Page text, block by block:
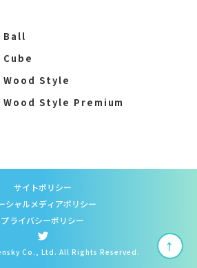
↑
Ball
Cube
Wood Style
Wood Style Premium
Co., Ltd. All Rights Reserved.
サイトポリシー
シャルメディアポリシー
プライバシーポリシー